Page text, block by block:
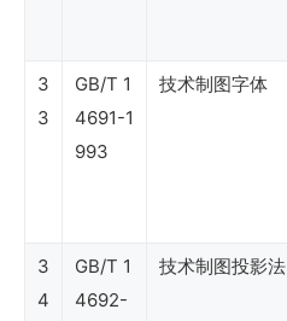
保）
3
3
GB/T 1
4691-1
993
技术制图字体
3
4
GB/T 1
4692-
技术制图投影法